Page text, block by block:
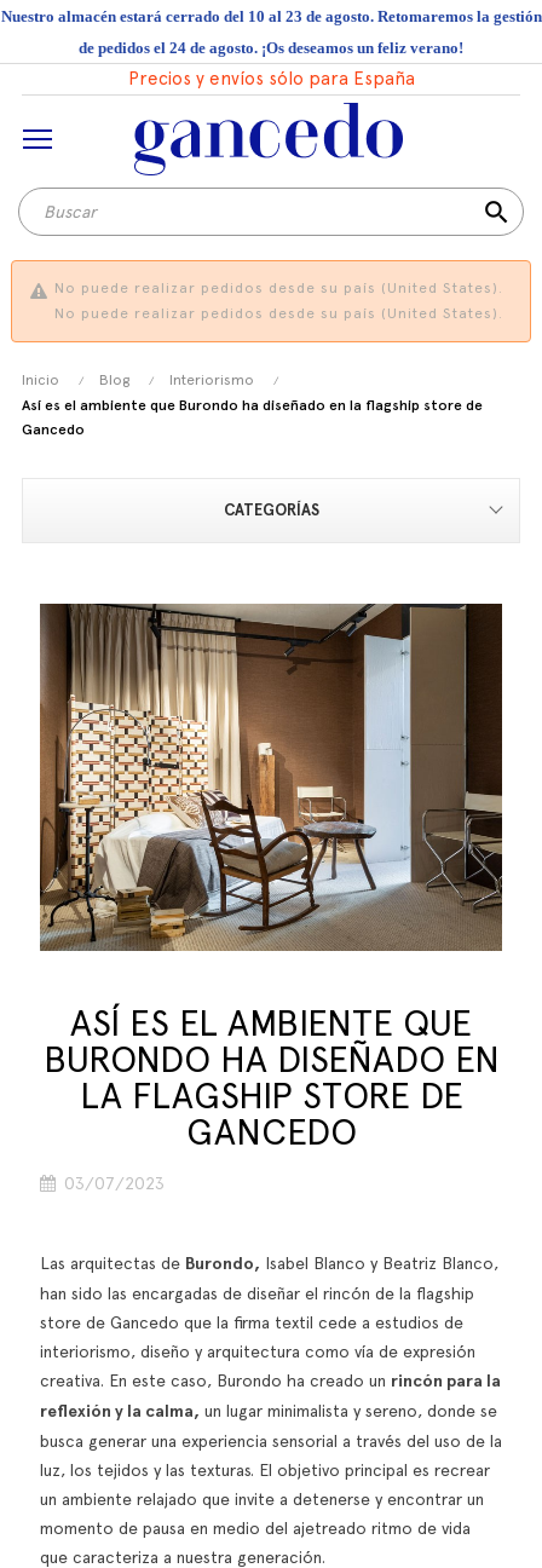
Nuestro almacén estará cerrado del 10 al 23 de agosto. Retomaremos la gestión
de pedidos el 24 de agosto. ¡Os deseamos un feliz verano!
Precios y envíos sólo para España
search
No puede realizar pedidos desde su país (United States).
No puede realizar pedidos desde su país (United States).
Inicio Blog
Interiorismo
Así es el ambiente que Burondo ha diseñado en la flagship store de
Gancedo
CATEGORÍAS
ASÍ ES EL AMBIENTE QUE
BURONDO HA DISEÑADO EN
LA FLAGSHIP STORE DE
GANCEDO
03/07/2023
Las arquitectas de Burondo, Isabel Blanco y Beatriz Blanco,
han sido las encargadas de diseñar el rincón de la flagship
store de Gancedo que la firma textil cede a estudios de
interiorismo, diseño y arquitectura como vía de expresión
creativa. En este caso, Burondo ha creado un rincón para la
reflexión y la calma, un lugar minimalista y sereno, donde se
busca generar una experiencia sensorial a través del uso de la
luz, los tejidos y las texturas. El objetivo principal es recrear
un ambiente relajado que invite a detenerse y encontrar un
momento de pausa en medio del ajetreado ritmo de vida
que caracteriza a nuestra generación.